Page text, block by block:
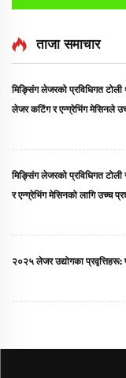
ताजा समाचार
मिङ्सिंग लेजरको प्रविधिगत
लेजर कटिंग र एन्ग्रेभिंग मेसिनले
मिङ्सिंग लेजरको प्रविधिगत
र एन्ग्रेभिंग मेसिनको लागि उच्च
२०२५ लेजर उद्योगका प्रवृत्तिहरू: